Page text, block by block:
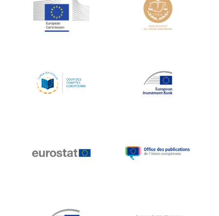
Jean-Louis Schiltz
Jean-Victor Louis
Johnny Åkerholm
Katharien L.C. Hunt
Klaus-Heiner Lehne